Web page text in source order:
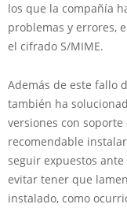
los que la compañía
problemas y errores,
el cifrado S/MIME.
Además de este fallo
también ha
versiones con
recomendable
seguir expuestos
evitar tener que
instalado, como